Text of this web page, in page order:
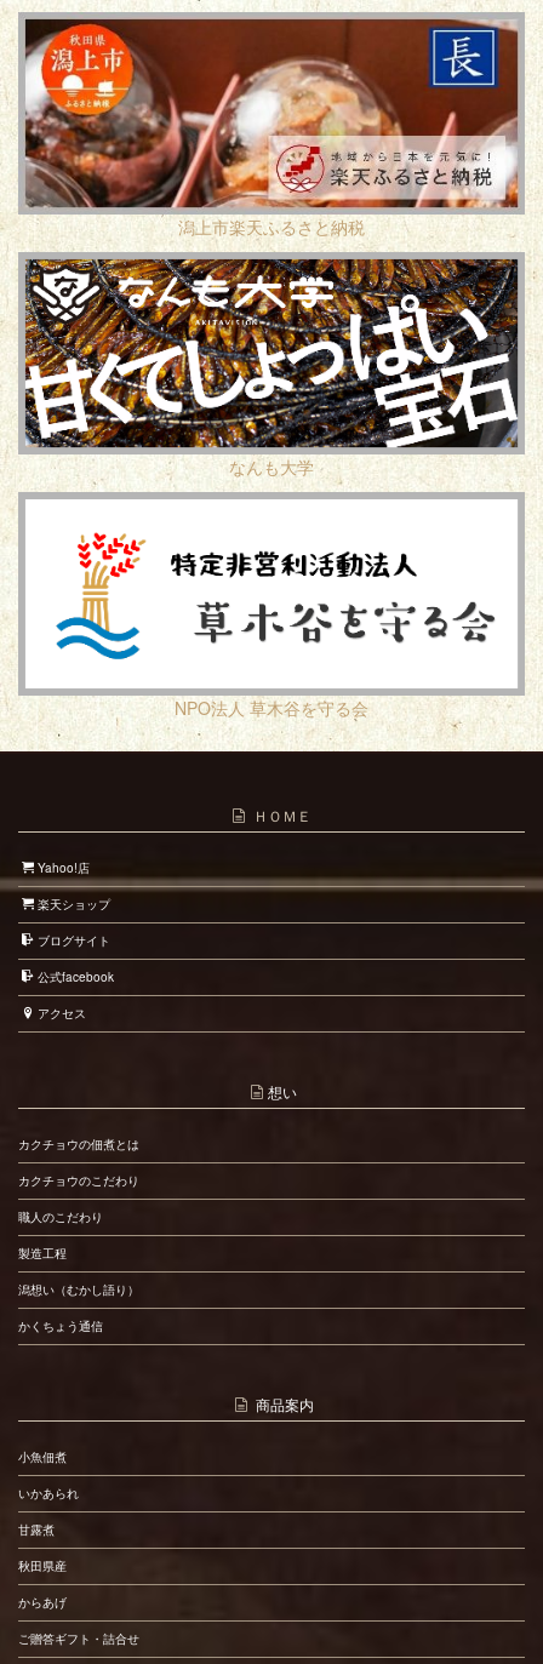
潟上市楽天ふるさと納税
なんも大学
NPO法人 草木谷を守る会
ＨＯＭＥ
Yahoo!店
楽天ショップ
ブログサイト
公式facebook
アクセス
想い
カクチョウの佃煮とは
カクチョウのこだわり
職人のこだわり
製造工程
潟想い（むかし語り）
かくちょう通信
商品案内
小魚佃煮
いかあられ
甘露煮
秋田県産
からあげ
ご贈答ギフト・詰合せ